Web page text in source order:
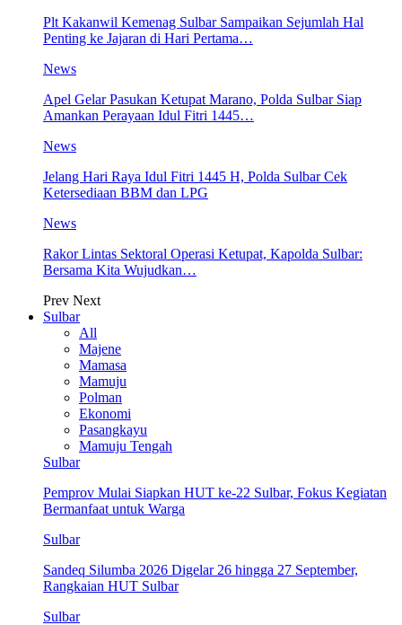
Plt Kakanwil Kemenag Sulbar Sampaikan Sejumlah Hal
Penting ke Jajaran di Hari Pertama…
News
Apel Gelar Pasukan Ketupat Marano, Polda Sulbar Siap
Amankan Perayaan Idul Fitri 1445…
News
Jelang Hari Raya Idul Fitri 1445 H, Polda Sulbar Cek
Ketersediaan BBM dan LPG
News
Rakor Lintas Sektoral Operasi Ketupat, Kapolda Sulbar:
Bersama Kita Wujudkan…
Prev Next
Sulbar
All
Majene
Mamasa
Mamuju
Polman
Ekonomi
Pasangkayu
Mamuju Tengah
Sulbar
Pemprov Mulai Siapkan HUT ke-22 Sulbar, Fokus Kegiatan
Bermanfaat untuk Warga
Sulbar
Sandeq Silumba 2026 Digelar 26 hingga 27 September,
Rangkaian HUT Sulbar
Sulbar